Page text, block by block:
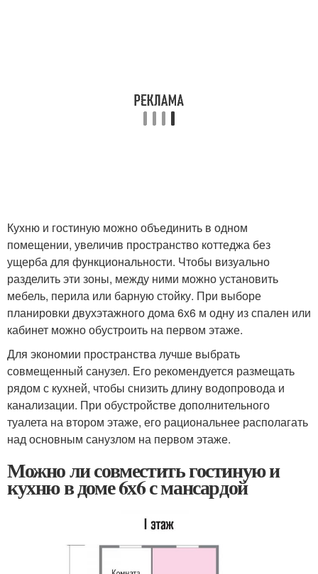
Кухню и гостиную можно объединить в одном
помещении, увеличив пространство коттеджа без
ущерба для функциональности. Чтобы визуально
разделить эти зоны, между ними можно установить
мебель, перила или барную стойку. При выборе
планировки двухэтажного дома 6х6 м одну из спален или
кабинет можно обустроить на первом этаже.
Для экономии пространства лучше выбрать
совмещенный санузел. Его рекомендуется размещать
рядом с кухней, чтобы снизить длину водопровода и
канализации. При обустройстве дополнительного
туалета на втором этаже, его рациональнее располагать
над основным санузлом на первом этаже.
Можно ли совместить гостиную и
кухню в доме 6х6 с мансардой